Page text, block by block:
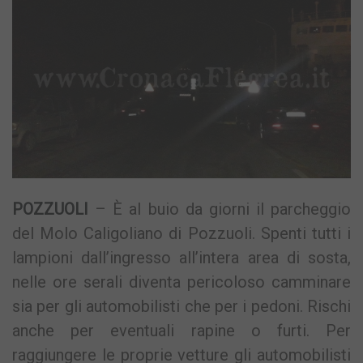
POZZUOLI
– È al buio da giorni il parcheggio
del Molo Caligoliano di Pozzuoli. Spenti tutti i
lampioni dall’ingresso all’intera area di sosta,
nelle ore serali diventa pericoloso camminare
sia per gli automobilisti che per i pedoni. Rischi
anche per eventuali rapine o furti. Per
raggiungere le proprie vetture gli automobilisti